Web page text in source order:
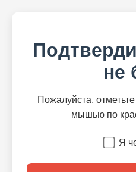
не
Пожалуйста,
мышью по
Я